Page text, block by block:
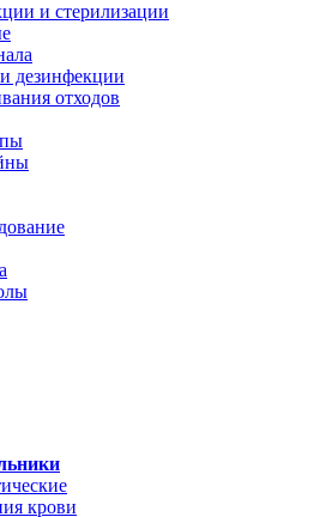
и стерилизации
дезинфекции
отходов
крови